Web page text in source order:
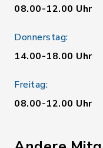
08.00-12.00 Uhr
Donnerstag:
14.00-18.00 Uhr
Freitag:
08.00-12.00 Uhr